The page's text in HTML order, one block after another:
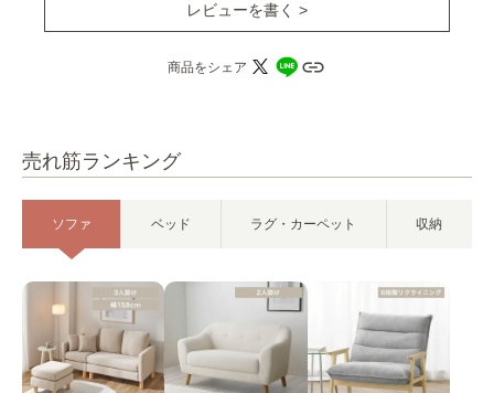
売れ筋ランキング
ソファ ベッド ラグ・カーペット 収納
レビューを書く >
商品をシェア